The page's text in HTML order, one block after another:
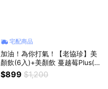
宅配商品
加油！為你打氣！【老協珍】美
顏飲(6入)+美顏飲 蔓越莓Plus(6
入)
$899 $1,200